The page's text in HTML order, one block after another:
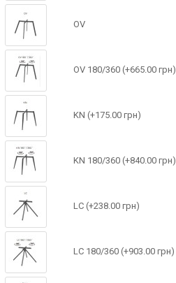
OV
OV 180/360 (+665.00 грн)
KN (+175.00 грн)
KN 180/360 (+840.00 грн)
LC (+238.00 грн)
LC 180/360 (+903.00 грн)